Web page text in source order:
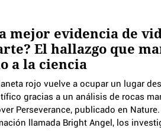
mejor evidencia de
El hallazgo que
a la ciencia
rojo vuelve a ocupar un lugar
gracias a un análisis de rocas
Perseverance, publicado en
llamada Bright Angel, los